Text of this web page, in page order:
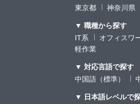
東京都
神奈川県
▼ 職種から探す
IT系
オフィスワ
軽作業
▼ 対応言語で探す
中国語（標準）
▼ 日本語レベルで